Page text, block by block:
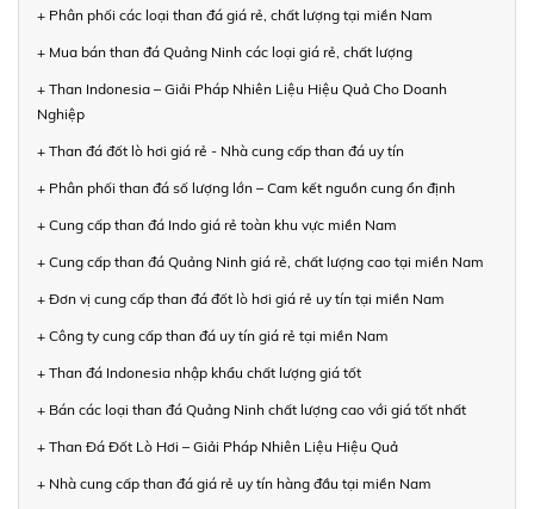
+ Phân phối các loại than đá giá rẻ, chất lượng tại miền Nam
+ Mua bán than đá Quảng Ninh các loại giá rẻ, chất lượng
+ Than Indonesia – Giải Pháp Nhiên Liệu Hiệu Quả Cho Doanh
Nghiệp
+ Than đá đốt lò hơi giá rẻ - Nhà cung cấp than đá uy tín
+ Phân phối than đá số lượng lớn – Cam kết nguồn cung ổn định
+ Cung cấp than đá Indo giá rẻ toàn khu vực miền Nam
+ Cung cấp than đá Quảng Ninh giá rẻ, chất lượng cao tại miền Nam
+ Đơn vị cung cấp than đá đốt lò hơi giá rẻ uy tín tại miền Nam
+ Công ty cung cấp than đá uy tín giá rẻ tại miền Nam
+ Than đá Indonesia nhập khẩu chất lượng giá tốt
+ Bán các loại than đá Quảng Ninh chất lượng cao với giá tốt nhất
+ Than Đá Đốt Lò Hơi – Giải Pháp Nhiên Liệu Hiệu Quả
+ Nhà cung cấp than đá giá rẻ uy tín hàng đầu tại miền Nam